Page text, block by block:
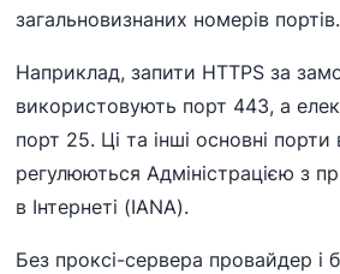
загальновизнаних номерів портів.
Наприклад, запити HTTPS за
використовують порт 443, а
порт 25. Ці та інші основні порти
регулюються Адміністрацією з
в Інтернеті (IANA).
Без проксі-сервера провайдер і